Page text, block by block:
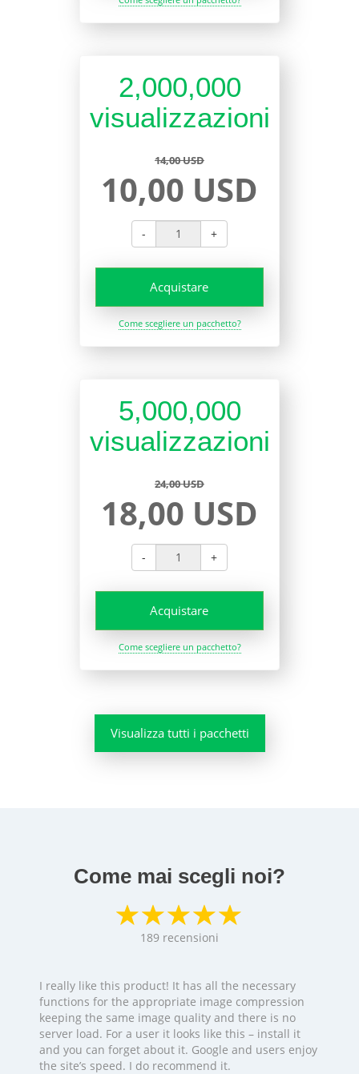
2,000,000
visualizzazioni
14,00 USD
10,00 USD
- +
Acquistare
Come scegliere un pacchetto?
5,000,000
visualizzazioni
24,00 USD
18,00 USD
- +
Acquistare
Come scegliere un pacchetto?
Visualizza tutti i pacchetti
Come mai scegli noi?
189 recensioni
I really like this product! It has all the necessary
functions for the appropriate image compression
keeping the same image quality and there is no
server load. For a user it looks like this – install it
and you can forget about it. Google and users enjoy
the site’s speed. I do recommend it.